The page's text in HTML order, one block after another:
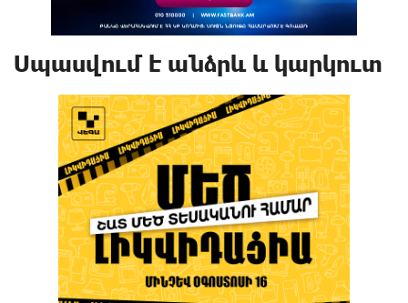
Սպասվում է անձրև և կարկուտ